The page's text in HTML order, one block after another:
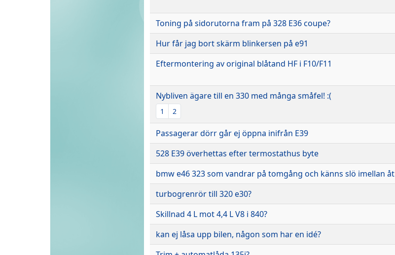
Toning på sidorutorna fram på 328 E36 coupe?
Hur får jag bort skärm blinkersen på e91
Eftermontering av original blåtand HF i F10/F11
Nybliven ägare till en 330 med många småfel! :(
1 2
Passagerar dörr går ej öppna inifrån E39
528 E39 överhettas efter termostathus byte
bmw e46 323 som vandrar på tomgång och känns slö imellan åt
turbogrenrör till 320 e30?
Skillnad 4 L mot 4,4 L V8 i 840?
kan ej låsa upp bilen, någon som har en idé?